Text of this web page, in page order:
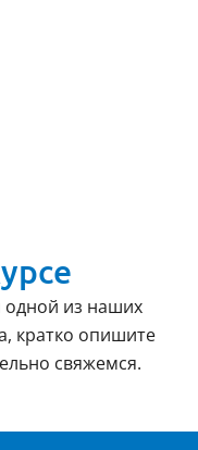
одной из наших
кратко опишите
свяжемся.